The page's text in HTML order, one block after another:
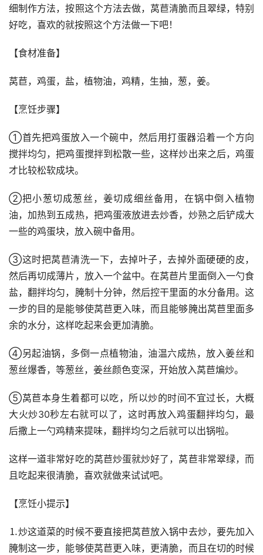
细制作方法，按照这个方法去做，莴苣清脆而且翠绿，特别
好吃，喜欢的就按照这个方法做一下吧！
【食材准备】
莴苣，鸡蛋，盐，植物油，鸡精，生抽，葱，姜。
【烹饪步骤】
①首先把鸡蛋放入一个碗中，然后用打蛋器沿着一个方向
搅拌均匀，把鸡蛋搅拌到松散一些，这样炒出来之后，鸡蛋
才比较松软成块。
②把小葱切成葱丝，姜切成细丝备用，在锅中倒入植物
油，加热到五成热，把鸡蛋液放进去炒香，炒熟之后铲成大
一些的鸡蛋块，放入碗中备用。
③这时把莴苣清洗一下，去掉叶子，去掉外面硬硬的皮，
然后再切成薄片，放入一个盆中。在莴苣片里面倒入一勺食
盐，翻拌均匀，腌制十分钟，然后控干里面的水分备用。这
一步的目的是能够使莴苣更入味，而且能够腌出莴苣里面多
余的水分，这样吃起来会更加清脆。
④另起油锅，多倒一点植物油，油温六成热，放入姜丝和
葱丝爆香，等葱丝，姜丝颜色变深，开始放入莴苣煸炒。
⑤莴苣本身生着都可以吃，所以炒的时间不宜过长，大概
大火炒30秒左右就可以了，这时再放入鸡蛋翻拌均匀，最
后撒上一勺鸡精来提味，翻拌均匀之后就可以出锅啦。
这样一道非常好吃的莴苣炒蛋就炒好了，莴苣非常翠绿，而
且吃起来很清脆，喜欢就做来试试吧。
【烹饪小提示】
⒈炒这道菜的时候不要直接把莴苣放入锅中去炒，要先加入
腌制这一步，能够使莴苣更入味，更清脆，而且在切的时候